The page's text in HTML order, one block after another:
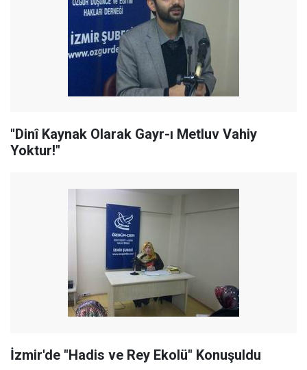
"Dinî Kaynak Olarak Gayr-ı Metluv Vahiy
Yoktur!"
İzmir'de "Hadis ve Rey Ekolü" Konuşuldu